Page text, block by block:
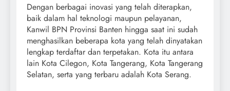
Dengan berbagai inovasi yang telah diterapkan,
baik dalam hal teknologi maupun pelayanan,
Kanwil BPN Provinsi Banten hingga saat ini sudah
menghasilkan beberapa kota yang telah dinyatakan
lengkap terdaftar dan terpetakan. Kota itu antara
lain Kota Cilegon, Kota Tangerang, Kota Tangerang
Selatan, serta yang terbaru adalah Kota Serang.